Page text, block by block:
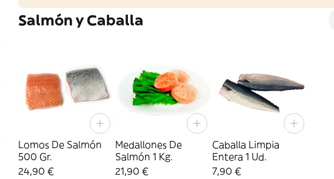
Salmón y Caballa
Lomos De Salmón
500 Gr.
24,90 €
Medallones De
Salmón 1 Kg.
21,90 €
Caballa Limpia
Entera 1 Ud.
7,90 €